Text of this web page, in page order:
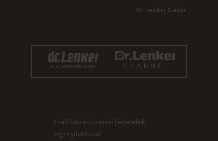
Dr. Lenkei Gábor
Szállítási és fizetési feltételek
Jogi nyilatkozat